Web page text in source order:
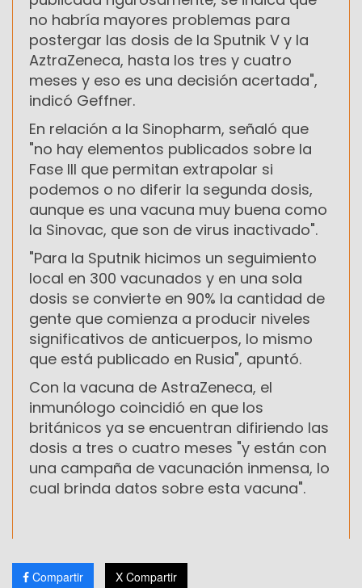
no habría mayores problemas para
postergar las dosis de la Sputnik V y la
AztraZeneca, hasta los tres y cuatro
meses y eso es una decisión acertada",
indicó Geffner.
En relación a la Sinopharm, señaló que
"no hay elementos publicados sobre la
Fase III que permitan extrapolar si
podemos o no diferir la segunda dosis,
aunque es una vacuna muy buena como
la Sinovac, que son de virus inactivado".
"Para la Sputnik hicimos un seguimiento
local en 300 vacunados y en una sola
dosis se convierte en 90% la cantidad de
gente que comienza a producir niveles
significativos de anticuerpos, lo mismo
que está publicado en Rusia", apuntó.
Con la vacuna de AstraZeneca, el
inmunólogo coincidió en que los
británicos ya se encuentran difiriendo las
dosis a tres o cuatro meses "y están con
una campaña de vacunación inmensa, lo
cual brinda datos sobre esta vacuna".
Compartir X Compartir